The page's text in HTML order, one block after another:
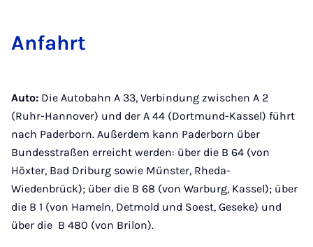
An­fahrt
Auto: Die Autobahn A 33, Verbindung zwischen A 2
(Ruhr-Hannover) und der A 44 (Dortmund-Kassel) führt
nach Paderborn. Außerdem kann Paderborn über
Bundesstraßen erreicht werden: über die B 64 (von
Höxter, Bad Driburg sowie Münster, Rheda-
Wiedenbrück); über die B 68 (von Warburg, Kassel); über
die B 1 (von Hameln, Detmold und Soest, Geseke) und
über die B 480 (von Brilon).